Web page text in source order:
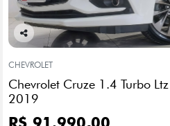
Co
arti
lhe
CHEVROLET
Chevrolet Cruze 1.4 Turbo
2019